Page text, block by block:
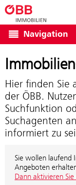
Navigation
Hier finden Sie
der ÖBB.
Suchfunktion
Suchagenten
informiert zu
Sie wollen laufend
Angeboten
Dann aktivieren